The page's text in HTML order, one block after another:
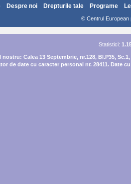
Despre noi Drepturile tale Programe
© Centrul European
Statistici:
nostru: Calea 13 Septembrie, nr.128, Bl.P35,
de date cu caracter personal nr. 28411. Date